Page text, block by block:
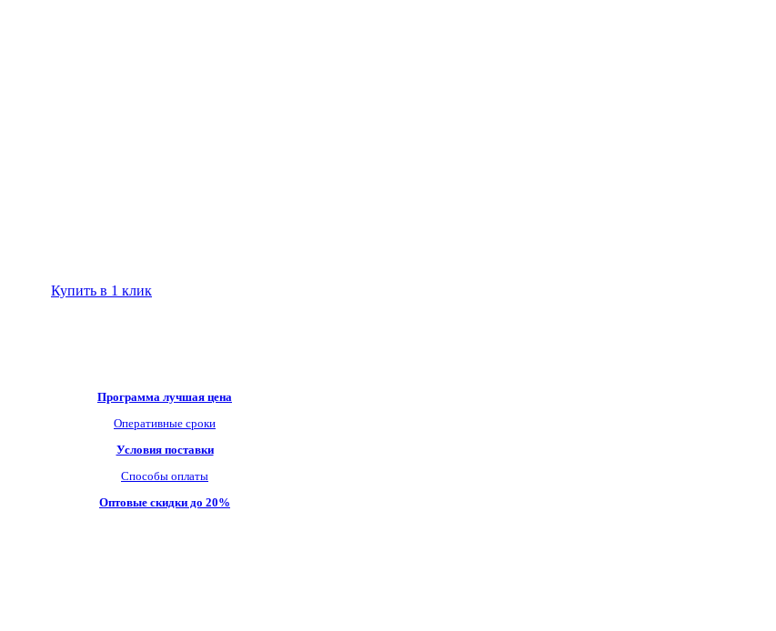
Купить в 1 клик
Программа лучшая цена
Оперативные сроки
Условия поставки
Способы оплаты
Оптовые скидки до 20%